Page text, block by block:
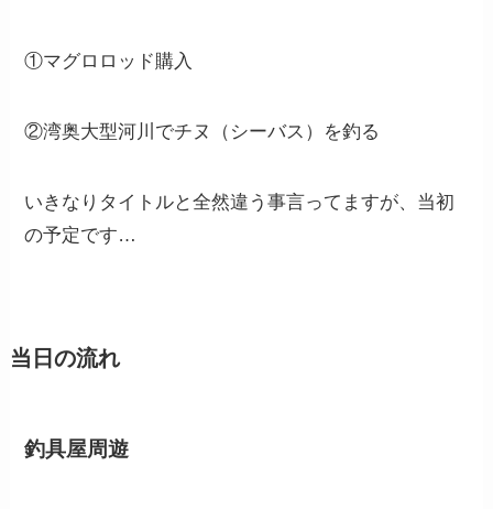
①マグロロッド購入
②湾奥大型河川でチヌ（シーバス）を釣る
いきなりタイトルと全然違う事言ってますが、当初
の予定です…
当日の流れ
釣具屋周遊